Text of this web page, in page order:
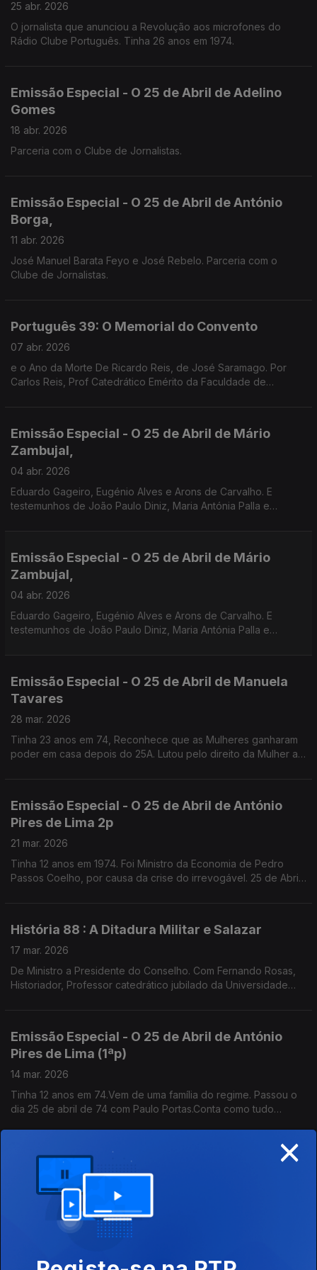
25 abr. 2026
O jornalista que anunciou a Revolução aos microfones do
Rádio Clube Português. Tinha 26 anos em 1974.
Emissão Especial - O 25 de Abril de Adelino
Gomes
18 abr. 2026
Parceria com o Clube de Jornalistas.
Emissão Especial - O 25 de Abril de António
Borga,
11 abr. 2026
José Manuel Barata Feyo e José Rebelo. Parceria com o
Clube de Jornalistas.
Português 39: O Memorial do Convento
07 abr. 2026
e o Ano da Morte De Ricardo Reis, de José Saramago. Por
Carlos Reis, Prof Catedrático Emérito da Faculdade de
Emissão Especial - O 25 de Abril de Mário
Zambujal,
04 abr. 2026
Eduardo Gageiro, Eugénio Alves e Arons de Carvalho. E
testemunhos de João Paulo Diniz, Maria Antónia Palla e
Emissão Especial - O 25 de Abril de Mário
Zambujal,
04 abr. 2026
Eduardo Gageiro, Eugénio Alves e Arons de Carvalho. E
testemunhos de João Paulo Diniz, Maria Antónia Palla e
Emissão Especial - O 25 de Abril de Manuela
Tavares
28 mar. 2026
Tinha 23 anos em 74, Reconhece que as Mulheres ganharam
poder em casa depois do 25A. Lutou pelo direito da Mulher ao
Emissão Especial - O 25 de Abril de António
Pires de Lima 2p
21 mar. 2026
Tinha 12 anos em 1974. Foi Ministro da Economia de Pedro
Passos Coelho, por causa da crise do irrevogável. 25 de Abril
História 88 : A Ditadura Militar e Salazar
17 mar. 2026
De Ministro a Presidente do Conselho. Com Fernando Rosas,
Historiador, Professor catedrático jubilado da Universidade
Emissão Especial - O 25 de Abril de António
Pires de Lima (1ªp)
14 mar. 2026
Tinha 12 anos em 74.Vem de uma família do regime. Passou o
dia 25 de abril de 74 com Paulo Portas.Conta como tudo
Emissão Especial - O 25 de Abril de António
Vitorino 2ª parte
07 mar. 2026
Considera que estamos a viver um momento de retrocesso da
História Mundial. Advogado e Prof Universitário, preside ao
×